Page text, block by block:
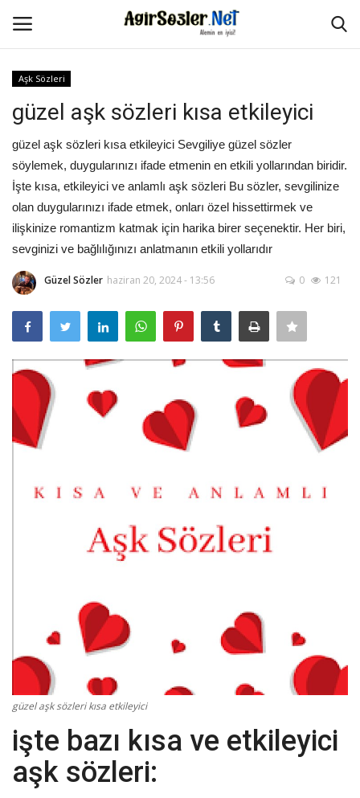
Anasayfa
İletişim
Aşk Sözleri
Şarkı Sözleri
Damar Sözler
Komik Sözler
Günaydın Mesajları
Aşk Sözleri
güzel aşk sözleri kısa etkileyici
güzel aşk sözleri kısa etkileyici Sevgiliye güzel sözler
söylemek, duygularınızı ifade etmenin en etkili yollarından biridir.
İşte kısa, etkileyici ve anlamlı aşk sözleri Bu sözler, sevgilinize
olan duygularınızı ifade etmek, onları özel hissettirmek ve
ilişkinize romantizm katmak için harika birer seçenektir. Her biri,
sevginizi ve bağlılığınızı anlatmanın etkili yollarıdır
Güzel Sözler haziran 20, 2024 - 13:56 0 121
güzel aşk sözleri kısa etkileyici
işte bazı kısa ve etkileyici
aşk sözleri: